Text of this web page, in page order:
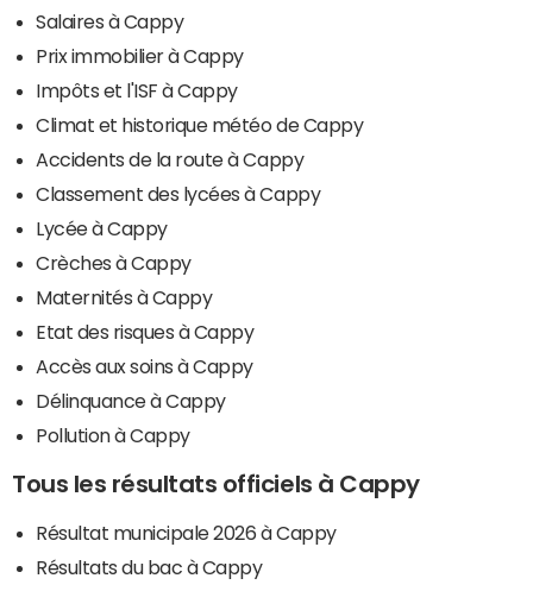
Salaires à Cappy
Prix immobilier à Cappy
Impôts et l'ISF à Cappy
Climat et historique météo de Cappy
Accidents de la route à Cappy
Classement des lycées à Cappy
Lycée à Cappy
Crèches à Cappy
Maternités à Cappy
Etat des risques à Cappy
Accès aux soins à Cappy
Délinquance à Cappy
Pollution à Cappy
Tous les résultats officiels à Cappy
Résultat municipale 2026 à Cappy
Résultats du bac à Cappy